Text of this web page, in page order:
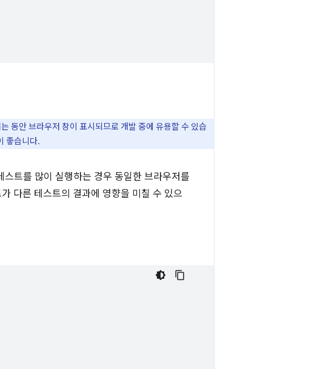
동안 브라우저 창이 표시되므로 개발 중에 유용할 수 있습
좋습니다.
스트를 많이 실행하는 경우 동일한 브라우저를
다른 테스트의 결과에 영향을 미칠 수 있으